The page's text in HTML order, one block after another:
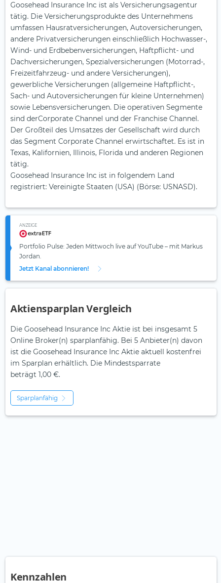
Goosehead Insurance Inc ist als Versicherungsagentur
tätig. Die Versicherungsprodukte des Unternehmens
umfassen Hausratversicherungen, Autoversicherungen,
andere Privatversicherungen einschließlich Hochwasser-,
Wind- und Erdbebenversicherungen, Haftpflicht- und
Dachversicherungen, Spezialversicherungen (Motorrad-,
Freizeitfahrzeug- und andere Versicherungen),
gewerbliche Versicherungen (allgemeine Haftpflicht-,
Sach- und Autoversicherungen für kleine Unternehmen)
sowie Lebensversicherungen. Die operativen Segmente
sind derCorporate Channel und der Franchise Channel.
Der Großteil des Umsatzes der Gesellschaft wird durch
das Segment Corporate Channel erwirtschaftet. Es ist in
Texas, Kalifornien, Illinois, Florida und anderen Regionen
tätig.
Goosehead Insurance Inc ist in folgendem Land
registriert: Vereinigte Staaten (USA) (Börse: USNASD).
ANZEIGE
Portfolio Pulse: Jeden Mittwoch live auf YouTube – mit Markus
Jordan.
Jetzt Kanal abonnieren!
Aktiensparplan Vergleich
Die Goosehead Insurance Inc Aktie ist bei insgesamt 5
Online Broker(n) sparplanfähig. Bei 5 Anbieter(n) davon
ist die Goosehead Insurance Inc Aktie aktuell kostenfrei
im Sparplan erhältlich. Die Mindestsparrate
beträgt 1,00 €.
Sparplanfähig
Kennzahlen